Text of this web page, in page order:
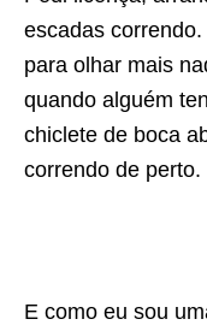
escadas
para olhar mais
quando alguém
chiclete de boca
correndo de
E como eu sou